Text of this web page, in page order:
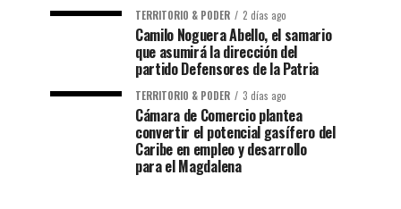
TERRITORIO & PODER 2 días ago
Camilo Noguera Abello, el samario
que asumirá la dirección del
partido Defensores de la Patria
TERRITORIO & PODER 3 días ago
Cámara de Comercio plantea
convertir el potencial gasífero del
Caribe en empleo y desarrollo
para el Magdalena